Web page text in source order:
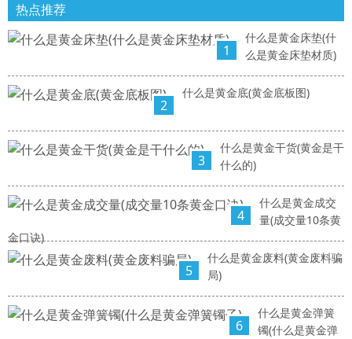
热点推荐
1
什么是黄金床垫(什
么是黄金床垫材质)
2
什么是黄金底(黄金底板图)
3
什么是黄金干货(黄金是干
什么的)
4
什么是黄金成交
量(成交量10条黄
金口诀)
5
什么是黄金废料(黄金废料骗
局)
6
什么是黄金弹簧
镯(什么是黄金弹